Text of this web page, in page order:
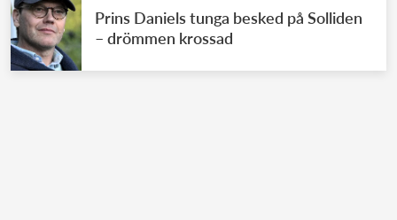
Prins Daniels tunga besked på Solliden
– drömmen krossad